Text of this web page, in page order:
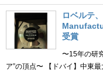
ロベルテ
受賞
〜15年の研
ア”の頂点〜 【ドバイ】中東